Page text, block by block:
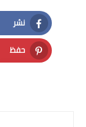
نشر
Facebook
حفظ
Pinterest